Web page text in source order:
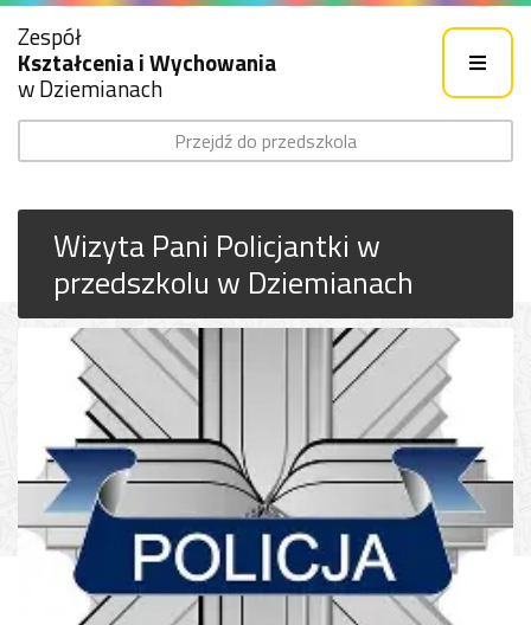
Zespół
Kształcenia i Wychowania
w Dziemianach
Przejdź do przedszkola
Wizyta Pani Policjantki w
przedszkolu w Dziemianach